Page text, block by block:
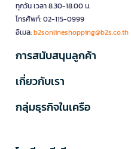
ทุกวัน เวลา 8.30-18.00 น.
โทรศัพท์: 02-115-0999
อีเมล:b2sonlineshopping@b2s.co.th
การสนับสนุนลูกค้า
เกี่ยวกับเรา
กลุ่มธุรกิจในเครือ